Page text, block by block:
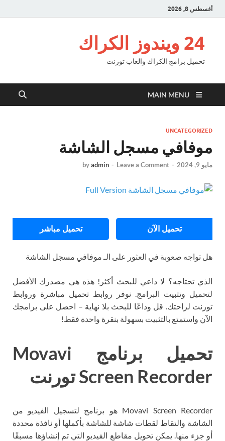
أغسطس 8, 2026
24 ويندوز الكراك
تحميل برامج الكراك والعاب تورنت
MAIN MENU
UNCATEGORIZED
موفافي مسجل الشاشة
مايو 9, 2024 -
byadmin - Leave a Comment
تحميل الآن تحميل مباشر
هل تواجه صعوبة في العثور على الـ موفافي مسجل الشاشة
الذي تحتاجه؟ لا داعي للبحث أكثر! هذه هي مصدرك الأفضل
لتحميل وتثبيت البرامج. نوفر روابط تحميل مباشرة وروابط
تورنت لراحتك. قل وداعًا للبحث بلا نهاية – احصل على برامجك
الآن واستمتع بالتثبيت بسهولة بنقرة واحدة فقط!
تحميل برنامج Movavi
Screen Recorder تورنت
Movavi Screen Recorder هو برنامج لتسجيل الفيديو من
الشاشة والتقاط لقطات شاشة للشاشة بأكملها أو نافذة محددة
أو جزء منها. يمكن تحويل مقاطع الفيديو التي تم إنشاؤها مسبقًا